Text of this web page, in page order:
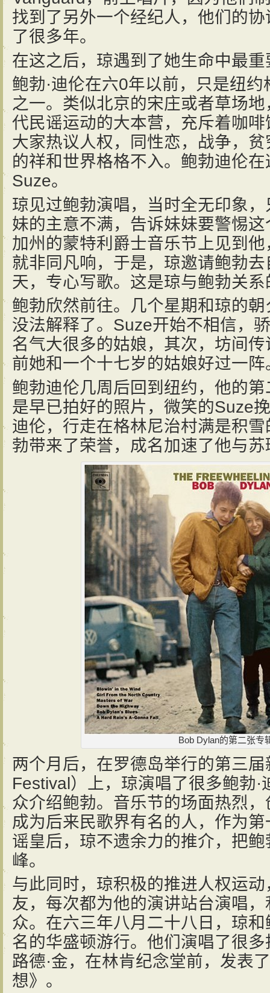
找到了另外一个经纪人，他们的
了很多年。
在这之后，琼遇到了她生命中最
鲍勃·迪伦在六0年以前，只是纽
之一。类似北京的宋庄或者草场
代民谣运动的大本营，充斥着咖
大家热议人权，同性恋，战争，
的祥和世界格格不入。鲍勃迪伦
Suze。
琼见过鲍勃演唱，当时全无印象
妹的主意不满，告诉妹妹要警惕
加州的蒙特利爵士音乐节上见到
就非同凡响，于是，琼邀请鲍勃
天，专心写歌。这是琼与鲍勃关
鲍勃欣然前往。几个星期和琼的
没法解释了。Suze开始不相信，
名气大很多的姑娘，其次，坊间
前她和一个十七岁的姑娘好过一
鲍勃迪伦几周后回到纽约，他的
是早已拍好的照片，微笑的Suze
迪伦，行走在格林尼治村满是积
勃带来了荣誉，成名加速了他与
Bob Dylan的第二张专
两个月后，在罗德岛举行的第三
Festival）上，琼演唱了很多鲍勃
众介绍鲍勃。音乐节的场面热烈
成为后来民歌界有名的人，作为
谣皇后，琼不遗余力的推介，把
峰。
与此同时，琼积极的推进人权运
友，每次都为他的演讲站台演唱
众。在六三年八月二十八日，琼
名的华盛顿游行。他们演唱了很
路德·金，在林肯纪念堂前，发表
想》。